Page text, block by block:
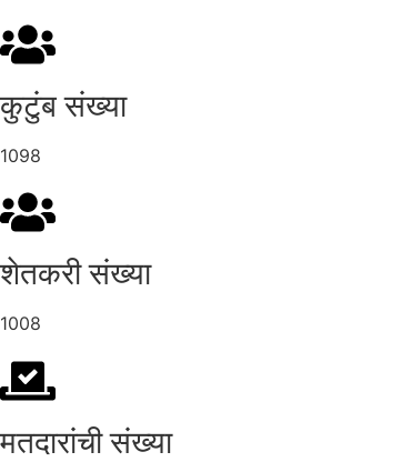
कुटुंब संख्या
1098
शेतकरी संख्या
1008
मतदारांची संख्या